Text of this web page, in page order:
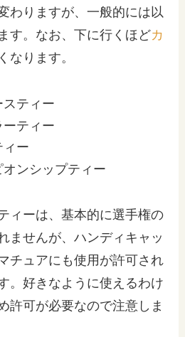
わりますが、一般的には以
す。なお、下に行くほどカ
なります。
ティー
ティー
ィー
ンシップティー
ィーは、基本的に選手権の
ませんが、ハンディキャッ
チュアにも使用が許可され
。好きなように使えるわけ
許可が必要なので注意しま